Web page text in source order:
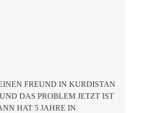
FREUND IN KURDISTAN
DAS PROBLEM JETZT IST
HAT 5 JAHRE IN